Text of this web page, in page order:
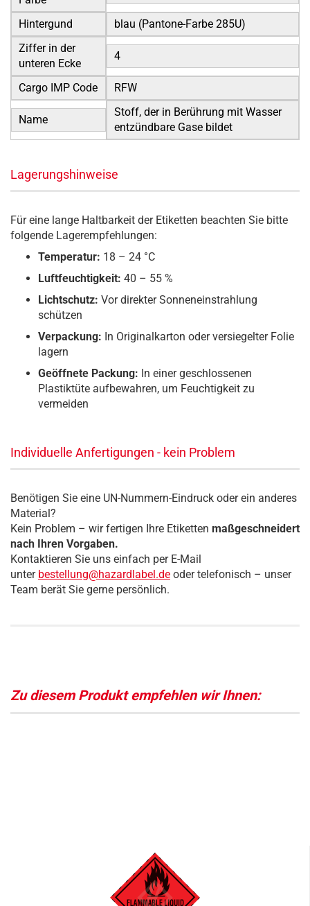
Hintergund
blau (Pantone-Farbe 285U)
Ziffer in der
unteren Ecke
4
Cargo IMP Code RFW
Name
Stoff, der in Berührung mit Wasser
entzündbare Gase bildet
Lagerungshinweise
Für eine lange Haltbarkeit der Etiketten beachten Sie bitte
folgende Lagerempfehlungen:
Temperatur: 18 – 24 °C
Luftfeuchtigkeit: 40 – 55 %
Lichtschutz: Vor direkter Sonneneinstrahlung
schützen
Verpackung: In Originalkarton oder versiegelter Folie
lagern
Geöffnete Packung: In einer geschlossenen
Plastiktüte aufbewahren, um Feuchtigkeit zu
vermeiden
Individuelle Anfertigungen - kein Problem
Benötigen Sie eine UN-Nummern-Eindruck oder ein anderes
Material?
Kein Problem – wir fertigen Ihre Etiketten maßgeschneidert
nach Ihren Vorgaben.
Kontaktieren Sie uns einfach per E-Mail
unter bestellung@hazardlabel.de oder telefonisch – unser
Team berät Sie gerne persönlich.
Zu diesem Produkt empfehlen wir Ihnen: